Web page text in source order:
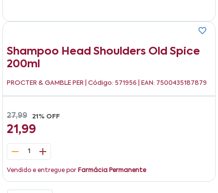
Shampoo Head Shoulders Old Spice
200ml
PROCTER & GAMBLE PER | Código: 571956 | EAN: 7500435187879
27,99 21% OFF
21,99
1
Vendido e entregue por Farmácia Permanente